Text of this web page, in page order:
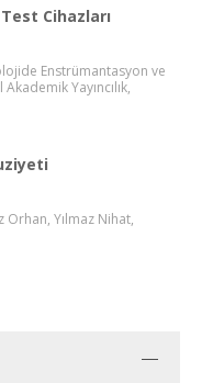
Cihazları
Enstrümantasyon ve
Yayıncılık,
Orhan, Yılmaz Nihat,